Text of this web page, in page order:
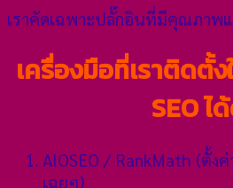
เราคัดเฉพาะปลั๊กอินที่มีคุณภาพ
เครื่องมือที่เราติดตั้
SEO ไ
AIOSEO / RankMath (ตั้ง
เฉยๆ)